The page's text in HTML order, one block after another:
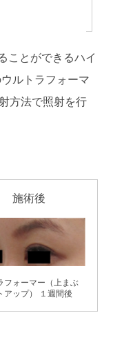
ことができるハイ
ルトラフォーマ
方法で照射を行
施術後
フォーマー（上まぶ
アップ） １週間後